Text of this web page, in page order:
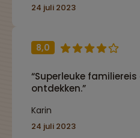
24 juli 2023
8,0
“Superleuke
ontdekken.”
Karin
24 juli 2023